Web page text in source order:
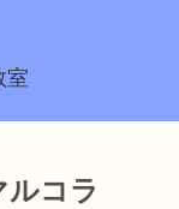
室
ルコラ